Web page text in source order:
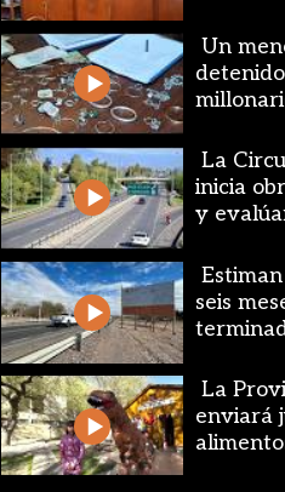
Un
Bonanno
La
inicia
y
seis
y Gorriti
Lucía
La
enviará